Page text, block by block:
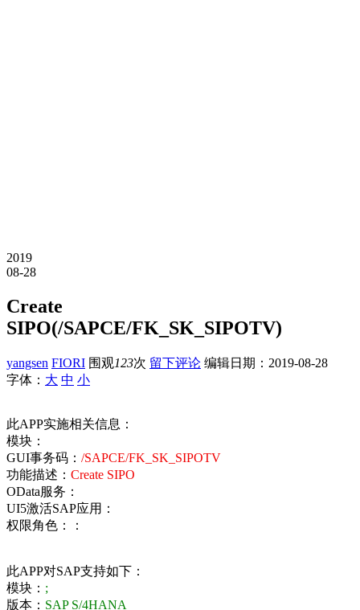
2019
08-28
Create
SIPO(/SAPCE/FK_SK_SIPOTV)
yangsen FIORI 围观123次 留下评论 编辑日期： 2019-08-28
字体： 大 中 小
此APP实施相关信息：
模块：
GUI事务码： /SAPCE/FK_SK_SIPOTV
功能描述： Create SIPO
OData服务：
UI5激活SAP应用：
权限角色：：
此APP对SAP支持如下：
模块： ;
版本： SAP S/4HANA